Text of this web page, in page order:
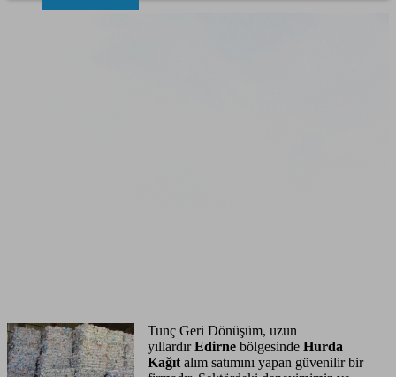
Tunç Geri Dönüşüm, uzun
yıllardırEdirne bölgesindeHurda
Kağıtalım satımını yapan güvenilir bir